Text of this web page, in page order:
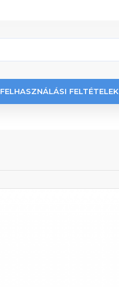
FELHASZNÁLÁSI FELTÉTELEK